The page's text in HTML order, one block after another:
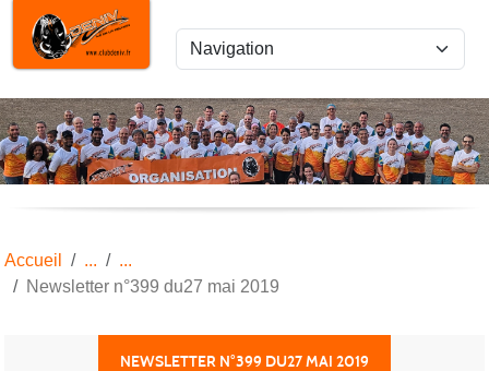
Accueil
Newsletter n°399 du27 mai 2019
NEWSLETTER N°399 DU27 MAI 2019
Panneau de gestion des cookies